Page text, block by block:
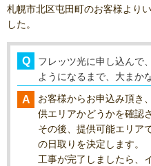
札幌市北区屯田町のお客様より
した。
フレッツ光に申し込んで
ようになるまで、大まか
お客様からお申込み頂き
供エリアかどうかを確認
その後、提供可能エリア
の日取りを決定します。
工事が完了しましたら、